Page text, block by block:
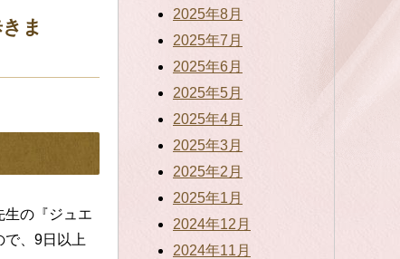
ま
生の『ジュエ
で、9日以上
2025年8月
2025年7月
2025年6月
2025年5月
2025年4月
2025年3月
2025年2月
2025年1月
2024年12月
2024年11月